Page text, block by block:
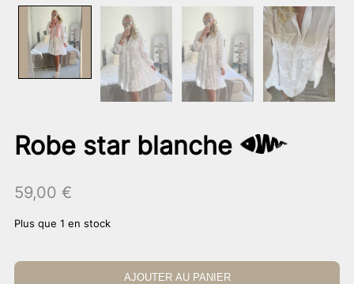
Robe star blanche
59,00 €
Plus que 1 en stock
AJOUTER AU PANIER